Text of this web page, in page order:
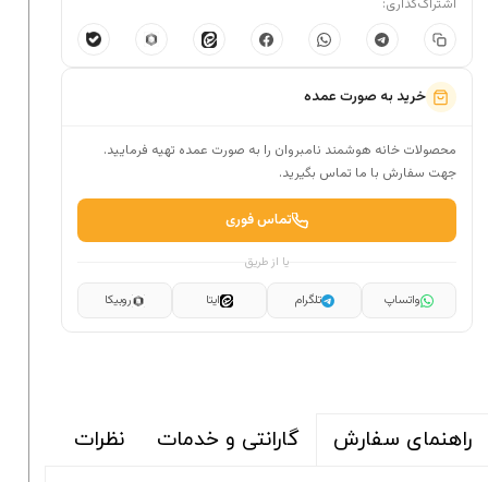
اشتراک‌گذاری:
خرید به صورت عمده
محصولات خانه هوشمند نامبروان را به صورت عمده تهیه فرمایید.
جهت سفارش با ما تماس بگیرید.
تماس فوری
یا از طریق
واتساپ تلگرام ایتا روبیکا
راهنمای سفارش گارانتی و خدمات نظرات